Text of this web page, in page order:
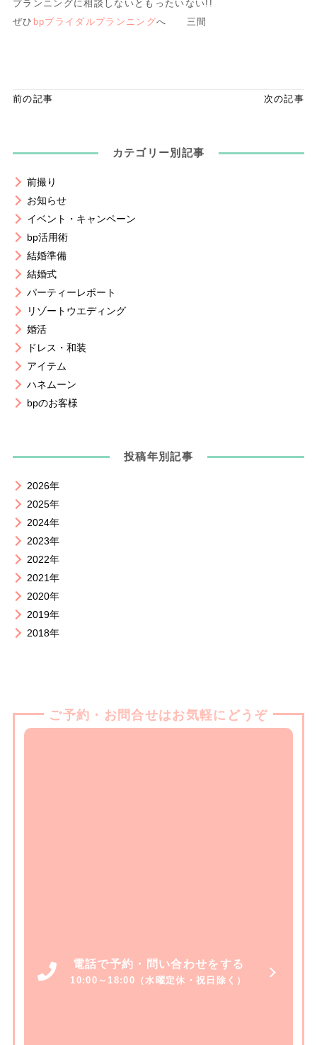
プランニングに相談しないともったいない!!
ぜひ bpブライダルプランニングへ 三間
前の記事 次の記事
カテゴリー別記事
前撮り
お知らせ
イベント・キャンペーン
bp活用術
結婚準備
結婚式
パーティーレポート
リゾートウエディング
婚活
ドレス・和装
アイテム
ハネムーン
bpのお客様
投稿年別記事
2026年
2025年
2024年
2023年
2022年
2021年
2020年
2019年
2018年
ご予約・お問合せはお気軽にどうぞ
電話で予約・問い合わせをする
10:00～18:00（水曜定休・祝日除く）